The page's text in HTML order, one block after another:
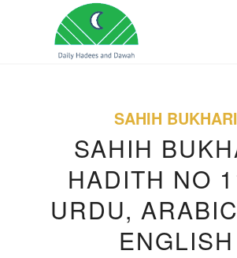
SAHIH BUKHARI
SAHIH
HADITH NO
URDU,
ENGLISH